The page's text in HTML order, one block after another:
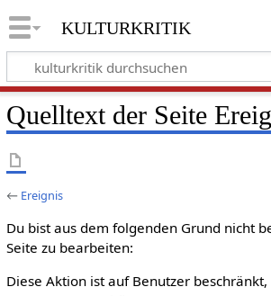
kulturkritik
Quelltext der Seite
← Ereignis
Du bist aus dem folgenden Grund nicht
Seite zu bearbeiten:
Diese Aktion ist auf Benutzer